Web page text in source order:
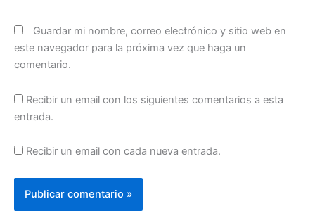
Guardar mi nombre, correo electrónico y sitio web en
este navegador para la próxima vez que haga un
comentario.
Recibir un email con los siguientes comentarios a esta
entrada.
Recibir un email con cada nueva entrada.